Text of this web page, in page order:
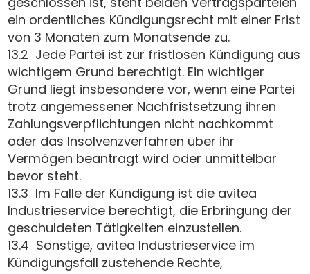
ein ordentliches Kündigungsrecht mit einer Frist
von 3 Monaten zum Monatsende zu.
13.2 Jede Partei ist zur fristlosen Kündigung aus
wichtigem Grund berechtigt. Ein wichtiger
Grund liegt insbesondere vor, wenn eine Partei
trotz angemessener Nachfristsetzung ihren
Zahlungsverpflichtungen nicht nachkommt
oder das Insolvenzverfahren über ihr
Vermögen beantragt wird oder unmittelbar
bevor steht.
13.3 Im Falle der Kündigung ist die avitea
Industrieservice berechtigt, die Erbringung der
geschuldeten Tätigkeiten einzustellen.
13.4 Sonstige, avitea Industrieservice im
Kündigungsfall zustehende Rechte,